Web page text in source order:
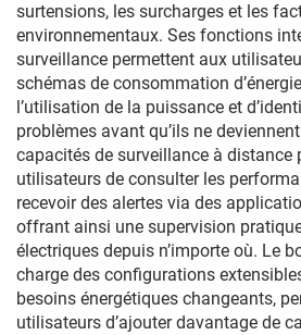
surtensions, les surcharges et les
environnementaux. Ses fonctions
surveillance permettent aux
schémas de consommation
l’utilisation de la puissance et
problèmes avant qu’ils ne
capacités de surveillance à distance
utilisateurs de consulter les
recevoir des alertes via des
offrant ainsi une supervision
électriques depuis n’importe où. Le
charge des configurations
besoins énergétiques changeants,
utilisateurs d’ajouter davantage de